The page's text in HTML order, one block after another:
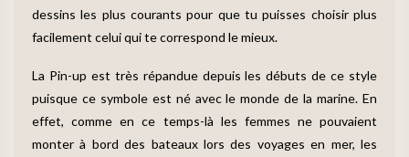
dessins les plus courants pour que tu puisses choisir plus
facilement celui qui te correspond le mieux.
La Pin-up est très répandue depuis les débuts de ce style
puisque ce symbole est né avec le monde de la marine. En
effet, comme en ce temps-là les femmes ne pouvaient
monter à bord des bateaux lors des voyages en mer, les